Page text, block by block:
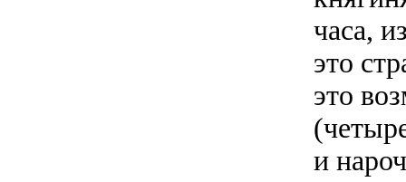
часа,
это
это
и